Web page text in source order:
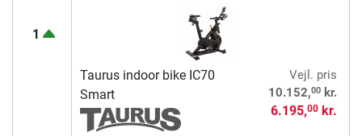
1
Taurus indoor bike IC70
Smart
Vejl. pris
10.152,00kr.
6.195,00kr.